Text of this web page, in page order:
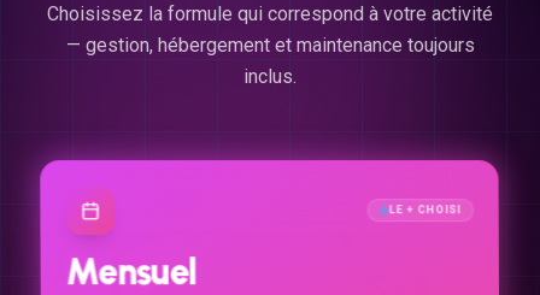
Choisissez la formule qui correspond à votre activité
— gestion, hébergement et maintenance toujours
inclus.
LE + CHOISI
Mensuel